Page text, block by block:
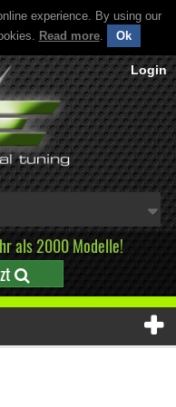
experience. By using our
Read more. Ok
Login
als 2000 Modelle!